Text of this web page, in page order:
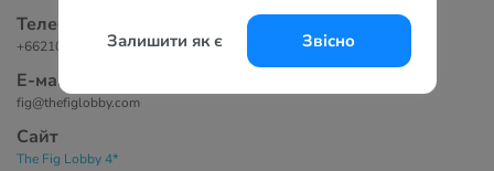
Залишити як є Звісно
Телефоны
+6621031033
Е-маil
fig@thefiglobby.com
Сайт
The Fig Lobby 4*